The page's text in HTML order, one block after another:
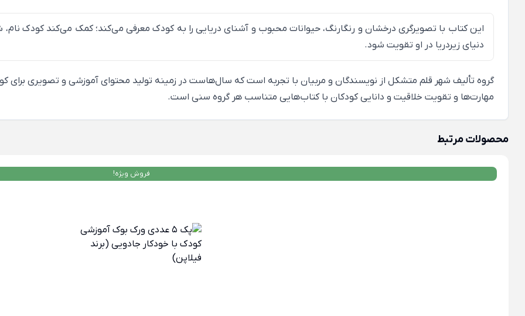
این کتاب با تصویرگری درخشان و رنگارنگ، حیوانات محبوب و آشنای دریایی را به کودک معرفی می‌کند؛ کمک می‌کند کودک نام،
دنیای زیردریا در او تقویت شود.
گروه تألیف شهر قلم متشکل از نویسندگان و مربیان با تجربه است که سال‌هاست در زمینه تولید محتوای آموزشی و تصویری برای
مهارت‌ها و تقویت خلاقیت و دانایی کودکان با کتاب‌هایی متناسب هر گروه سنی است.
محصولات مرتبط
فروش ویژه!